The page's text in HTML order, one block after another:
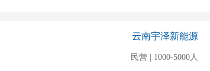
云南宇泽新能源
民营 | 1000-5000人